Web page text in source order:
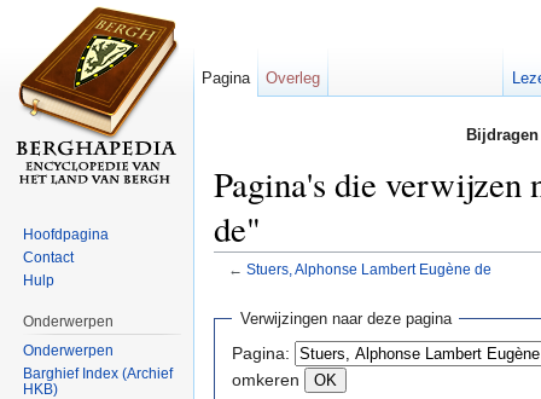
Pagina's die verwijzen
de"
← Stuers, Alphonse Lambert Eugène de
Verwijzingen naar deze pagina
Pagina:
omkeren
Pagina Overleg
Hoofdpagina
Contact
Hulp
Onderwerpen
Onderwerpen
Barghief Index (Archief
HKB)